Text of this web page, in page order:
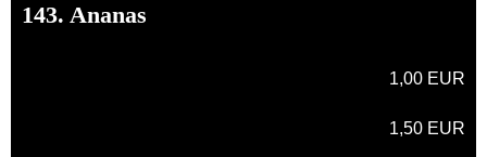
143. Ananas
1,00 EUR
1,50 EUR